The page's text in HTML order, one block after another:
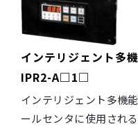
インテリジェント
IPR2-A□1□
インテリジェント多機
ールセンタに使用され